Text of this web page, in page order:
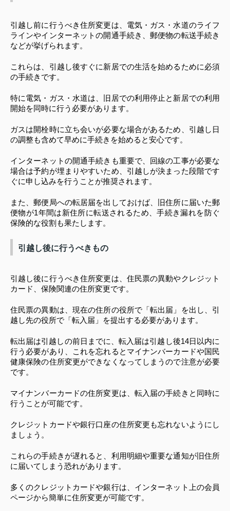
引越し前に行うべき住所変更は、電気・ガス・水道のライフ
ラインやインターネットの開通手続き、郵便物の転送手続き
などが挙げられます。
これらは、引越し後すぐに新居での生活を始めるために必須
の手続きです。
特に電気・ガス・水道は、旧居での利用停止と新居での利用
開始を同時に行う必要があります。
ガスは開栓時に立ち会いが必要な場合があるため、引越し日
の調整も含めて早めに手続きを始めると安心です。
インターネットの開通手続きも重要で、回線の工事が必要な
場合は予約が埋まりやすいため、引越しが決まった段階です
ぐに申し込みを行うことが推奨されます。
また、郵便局への転居届を出しておけば、旧住所に届いた郵
便物が1年間は新住所に転送されるため、手続き漏れを防ぐ
保険的な役割も果たします。
引越し後に行うべきもの
引越し後に行うべき住所変更は、住民票の異動やクレジット
カード、保険関連の住所変更です。
住民票の異動は、現在の住所の役所で「転出届」を出し、引
越し先の役所で「転入届」を提出する必要があります。
転出届は引越しの前日までに、転入届は引越し後14日以内に
行う必要があり、これを忘れるとマイナンバーカードや国民
健康保険の住所変更ができなくなってしまうので注意が必要
です。
マイナンバーカードの住所変更は、転入届の手続きと同時に
行うことが可能です。
クレジットカードや銀行口座の住所変更も忘れないようにし
ましょう。
これらの手続きが遅れると、利用明細や重要な通知が旧住所
に届いてしまう恐れがあります。
多くのクレジットカードや銀行は、インターネット上の会員
ページから簡単に住所変更が可能です。